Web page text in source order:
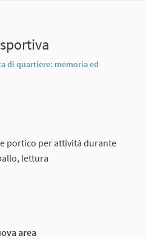
di quartiere: memoria ed
portico per attività durante
lettura
area